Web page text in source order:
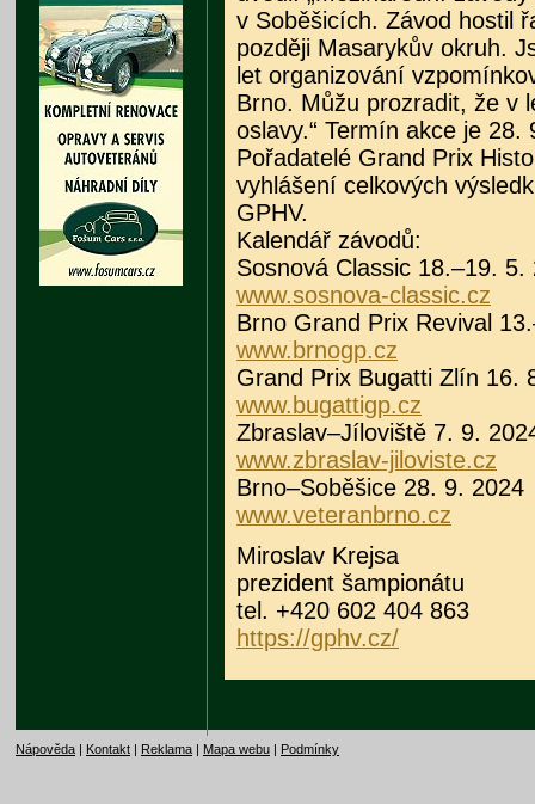
v Soběšicích. Závod hostil
později Masarykův okruh.
let organizování
Brno. Můžu prozradit, že v
oslavy.“ Termín akce je 28.
Pořadatelé Grand Prix
vyhlášení celkových
GPHV.
Kalendář závodů:
Sosnová Classic 18.–19. 5.
www.sosnova-classic.cz
Brno Grand Prix Revival
www.brnogp.cz
Grand Prix Bugatti Zlín 16.
www.bugattigp.cz
Zbraslav–Jíloviště 7. 9.
www.zbraslav-jiloviste.cz
Brno–Soběšice 28. 9. 2024
www.veteranbrno.cz
Miroslav Krejsa
prezident šampionátu
tel. +420 602 404 863
https://gphv.cz/
Nápověda | Kontakt | Reklama | Mapa webu | Podmínky